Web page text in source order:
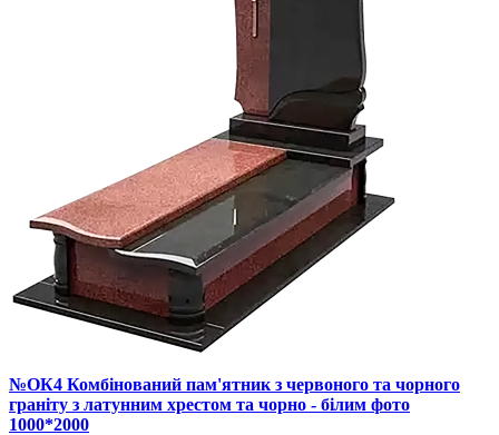
№ОК4 Комбінований пам'ятник з червоного та чорного
граніту з латунним хрестом та чорно - білим фото
1000*2000